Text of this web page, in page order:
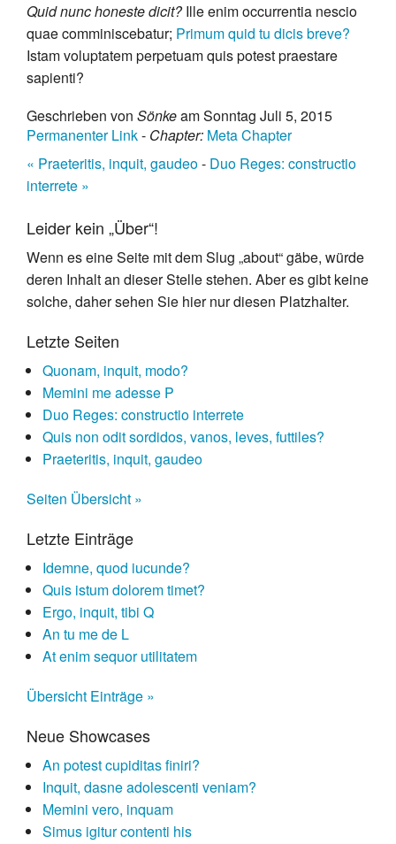
Quid nunc honeste dicit?Ille enim occurrentia nescio
quae comminiscebatur; Primum quid tu dicis breve?
Istam voluptatem perpetuam quis potest praestare
sapienti?
Geschrieben von Sönkeam Sonntag Juli 5, 2015
Permanenter Link- Chapter: Meta Chapter
« Praeteritis, inquit, gaudeo- Duo Reges: constructio
interrete »
Leider kein „Über“!
Wenn es eine Seite mit dem Slug „about“ gäbe, würde
deren Inhalt an dieser Stelle stehen. Aber es gibt keine
solche, daher sehen Sie hier nur diesen Platzhalter.
Letzte Seiten
Quonam, inquit, modo?
Memini me adesse P
Duo Reges: constructio interrete
Quis non odit sordidos, vanos, leves, futtiles?
Praeteritis, inquit, gaudeo
Seiten Übersicht »
Letzte Einträge
Idemne, quod iucunde?
Quis istum dolorem timet?
Ergo, inquit, tibi Q
An tu me de L
At enim sequor utilitatem
Übersicht Einträge »
Neue Showcases
An potest cupiditas finiri?
Inquit, dasne adolescenti veniam?
Memini vero, inquam
Simus igitur contenti his